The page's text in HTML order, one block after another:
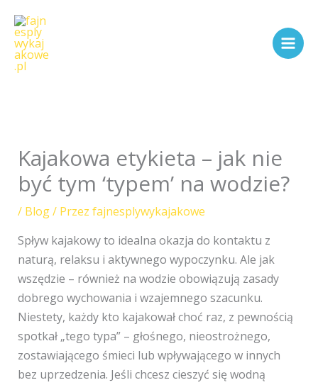
treści
Kajakowa etykieta – jak nie
być tym ‘typem’ na wodzie?
/ Blog/ Przez fajnesplywykajakowe
Spływ kajakowy to idealna okazja do kontaktu z
naturą, relaksu i aktywnego wypoczynku. Ale jak
wszędzie – również na wodzie obowiązują zasady
dobrego wychowania i wzajemnego szacunku.
Niestety, każdy kto kajakował choć raz, z pewnością
spotkał „tego typa” – głośnego, nieostrożnego,
zostawiającego śmieci lub wpływającego w innych
bez uprzedzenia. Jeśli chcesz cieszyć się wodną